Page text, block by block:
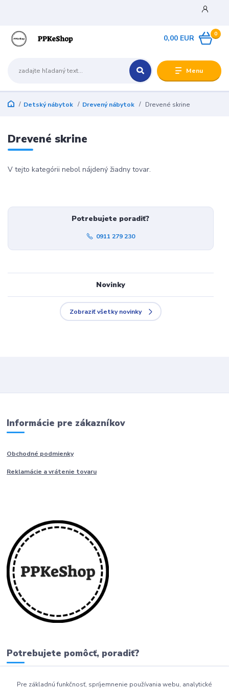
Menu
0
0,00 EUR
Detský nábytok Drevený nábytok Drevené skrine
Drevené skrine
V tejto kategórii nebol nájdený žiadny tovar.
Potrebujete poradiť?
0911 279 230
Novinky
Zobraziť všetky novinky
Informácie pre zákazníkov
Obchodné podmienky
Reklamácie a vrátenie tovaru
Potrebujete pomôcť, poradiť?
0911 279 230
Pre základnú funkčnosť, spríjemnenie používania webu, analytické